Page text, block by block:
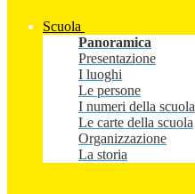
Scuola
Panoramica
Presentazione
I luoghi
Le persone
I numeri della scuola
Le carte della scuola
Organizzazione
La storia